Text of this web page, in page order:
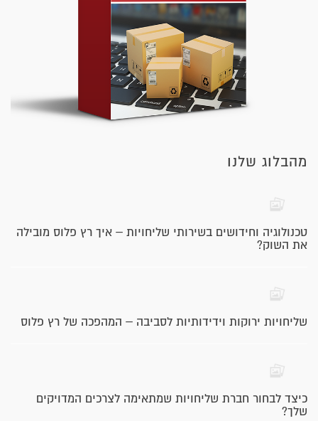
מהבלוג שלנו
טכנולוגיה וחידושים בשירותי שליחויות – איך רץ פלוס מובילה
את השוק?
שליחויות ירוקות וידידותיות לסביבה – המהפכה של רץ פלוס
כיצד לבחור חברת שליחויות שמתאימה לצרכים המדויקים
שלך?